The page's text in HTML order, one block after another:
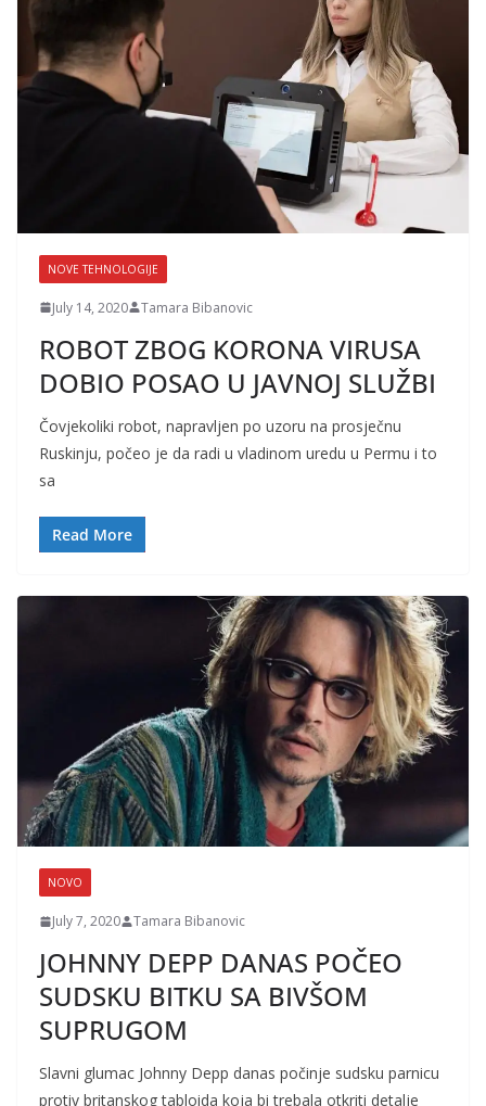
NOVE TEHNOLOGIJE
July 14, 2020 Tamara Bibanovic
ROBOT ZBOG KORONA VIRUSA
DOBIO POSAO U JAVNOJ SLUŽBI
Čovjekoliki robot, napravljen po uzoru na prosječnu
Ruskinju, počeo je da radi u vladinom uredu u Permu i to
sa
Read More
NOVO
July 7, 2020 Tamara Bibanovic
JOHNNY DEPP DANAS POČEO
SUDSKU BITKU SA BIVŠOM
SUPRUGOM
Slavni glumac Johnny Depp danas počinje sudsku parnicu
protiv britanskog tabloida koja bi trebala otkriti detalje